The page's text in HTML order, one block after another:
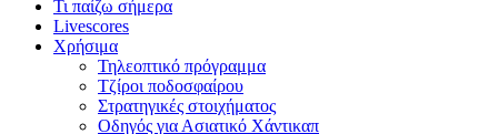
Τι παίζω σήμερα
Livescores
Χρήσιμα
Τηλεοπτικό πρόγραμμα
Τζίροι ποδοσφαίρου
Στρατηγικές στοιχήματος
Οδηγός για Ασιατικό Χάντικαπ